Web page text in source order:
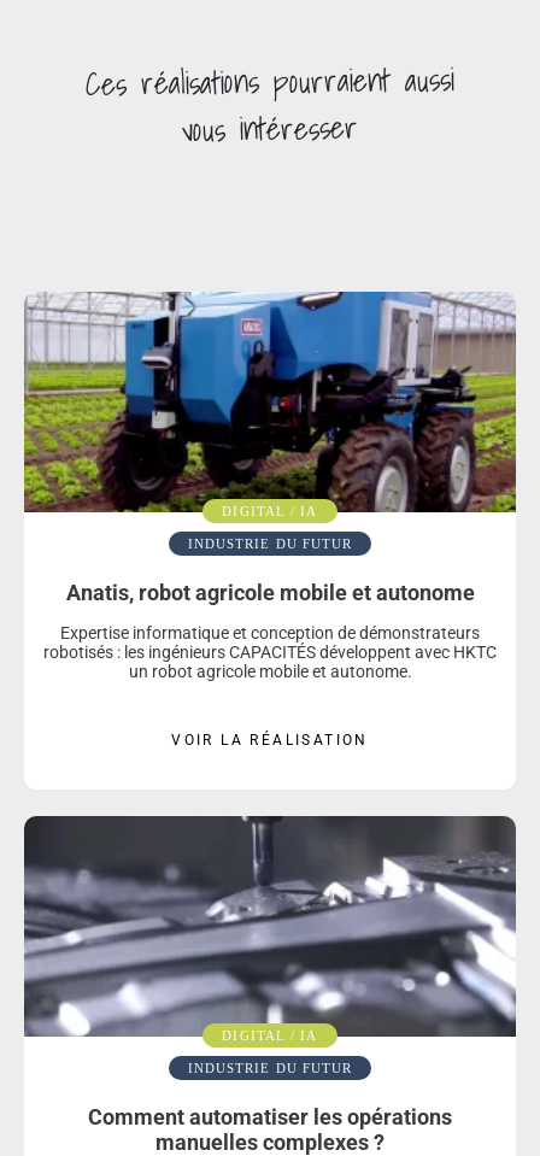
Ces réalisationspourraient aussi
vous intéresser
DIGITAL / IA
INDUSTRIE DU FUTUR
Anatis, robot agricole mobile et autonome
Expertise informatique et conception de démonstrateurs
robotisés : les ingénieurs CAPACITÉS développent avec HKTC
un robot agricole mobile et autonome.
VOIR LA RÉALISATION
DIGITAL / IA
INDUSTRIE DU FUTUR
Comment automatiser les opérations
manuelles complexes ?